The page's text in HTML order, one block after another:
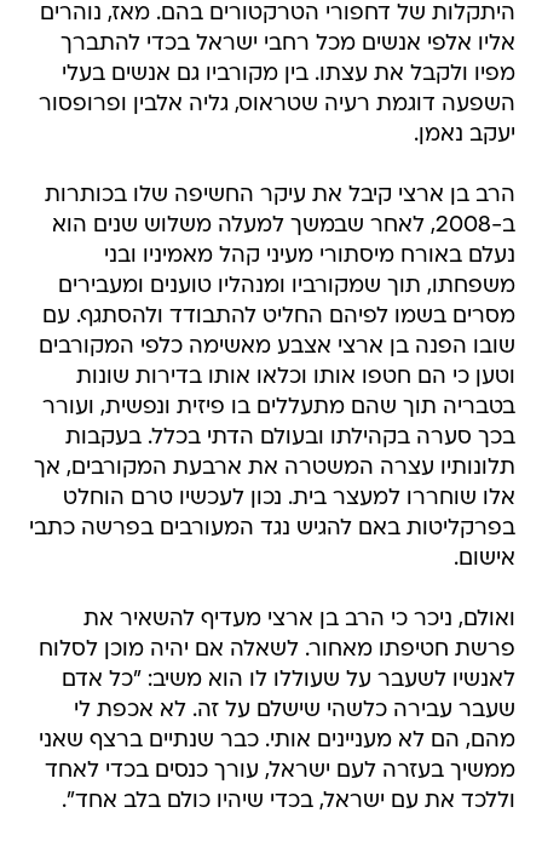
היתקלות של דחפורי הטרקטורים בהם. מאז, נוהרים
אליו אלפי אנשים מכל רחבי ישראל בכדי להתברך
מפיו ולקבל את עצתו. בין מקורביו גם אנשים בעלי
השפעה דוגמת רעיה שטראוס, גליה אלבין ופרופסור
יעקב נאמן.
הרב בן ארצי קיבל את עיקר החשיפה שלו בכותרות
ב-2008, לאחר שבמשך למעלה משלוש שנים הוא
נעלם באורח מיסתורי מעיני קהל מאמיניו ובני
משפחתו, תוך שמקורביו ומנהליו טוענים ומעבירים
מסרים בשמו לפיהם החליט להתבודד ולהסתגף. עם
שובו הפנה בן ארצי אצבע מאשימה כלפי המקורבים
וטען כי הם חטפו אותו וכלאו אותו בדירות שונות
בטבריה תוך שהם מתעללים בו פיזית ונפשית, ועורר
בכך סערה בקהילתו ובעולם הדתי בכלל. בעקבות
תלונותיו עצרה המשטרה את ארבעת המקורבים, אך
אלו שוחררו למעצר בית. נכון לעכשיו טרם הוחלט
בפרקליטות באם להגיש נגד המעורבים בפרשה כתבי
אישום.
ואולם, ניכר כי הרב בן ארצי מעדיף להשאיר את
פרשת חטיפתו מאחור. לשאלה אם יהיה מוכן לסלוח
לאנשיו לשעבר על שעוללו לו הוא משיב: "כל אדם
שעבר עבירה כלשהי שישלם על זה. לא אכפת לי
מהם, הם לא מעניינים אותי. כבר שנתיים ברצף שאני
ממשיך בעזרה לעם ישראל, עורך כנסים בכדי לאחד
וללכד את עם ישראל, בכדי שיהיו כולם בלב אחד".